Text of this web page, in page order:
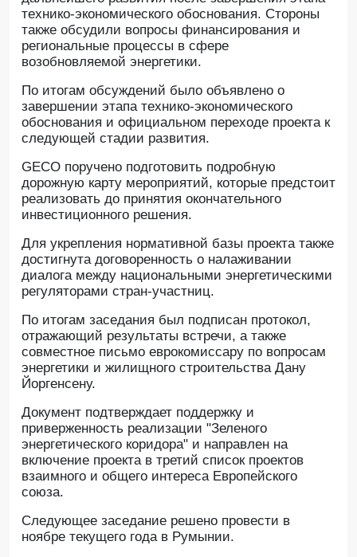
технико-экономического обоснования. Стороны
также обсудили вопросы финансирования и
региональные процессы в сфере
возобновляемой энергетики.
По итогам обсуждений было объявлено о
завершении этапа технико-экономического
обоснования и официальном переходе проекта к
следующей стадии развития.
GECO поручено подготовить подробную
дорожную карту мероприятий, которые предстоит
реализовать до принятия окончательного
инвестиционного решения.
Для укрепления нормативной базы проекта также
достигнута договоренность о налаживании
диалога между национальными энергетическими
регуляторами стран-участниц.
По итогам заседания был подписан протокол,
отражающий результаты встречи, а также
совместное письмо еврокомиссару по вопросам
энергетики и жилищного строительства Дану
Йоргенсену.
Документ подтверждает поддержку и
приверженность реализации "Зеленого
энергетического коридора" и направлен на
включение проекта в третий список проектов
взаимного и общего интереса Европейского
союза.
Следующее заседание решено провести в
ноябре текущего года в Румынии.